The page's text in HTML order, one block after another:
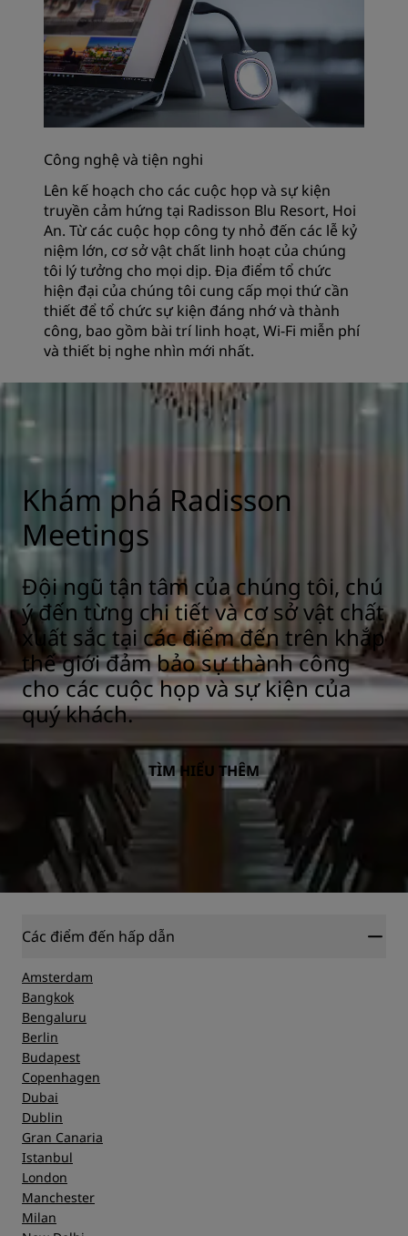
Công nghệ và tiện nghi
Lên kế hoạch cho các cuộc họp và sự kiện
truyền cảm hứng tại Radisson Blu Resort, Hoi
An. Từ các cuộc họp công ty nhỏ đến các lễ kỷ
niệm lớn, cơ sở vật chất linh hoạt của chúng
tôi lý tưởng cho mọi dịp. Địa điểm tổ chức
hiện đại của chúng tôi cung cấp mọi thứ cần
thiết để tổ chức sự kiện đáng nhớ và thành
công, bao gồm bài trí linh hoạt, Wi-Fi miễn phí
và thiết bị nghe nhìn mới nhất.
Khám phá Radisson
Meetings
Đội ngũ tận tâm của chúng tôi, chú
ý đến từng chi tiết và cơ sở vật chất
xuất sắc tại các điểm đến trên khắp
thế giới đảm bảo sự thành công
cho các cuộc họp và sự kiện của
quý khách.
TÌM HIỂU THÊM
Các điểm đến hấp dẫn
Amsterdam
Bangkok
Bengaluru
Berlin
Budapest
Copenhagen
Dubai
Dublin
Gran Canaria
Istanbul
London
Manchester
Milan